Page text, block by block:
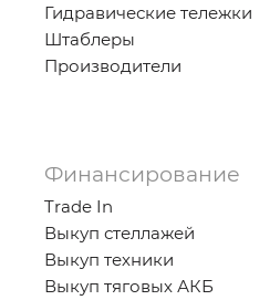
Гидравические тележки
Штаблеры
Производители
Финансирование
Trade In
Выкуп стеллажей
Выкуп техники
Выкуп тяговых АКБ